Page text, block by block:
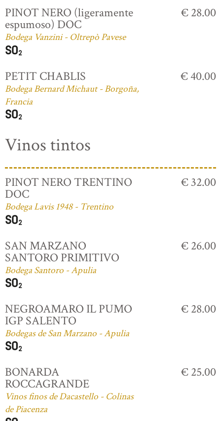
PINOT NERO (ligeramente
espumoso) DOC
Bodega Vanzini - Oltrepò Pavese
€ 28.00
PETIT CHABLIS
Bodega Bernard Michaut - Borgoña,
Francia
€ 40.00
Vinos tintos
PINOT NERO TRENTINO
DOC
Bodega Lavis 1948 - Trentino
€ 32.00
SAN MARZANO
SANTORO PRIMITIVO
Bodega Santoro - Apulia
€ 26.00
NEGROAMARO IL PUMO
IGP SALENTO
Bodegas de San Marzano - Apulia
€ 28.00
BONARDA
ROCCAGRANDE
Vinos finos de Dacastello - Colinas
de Piacenza
€ 25.00